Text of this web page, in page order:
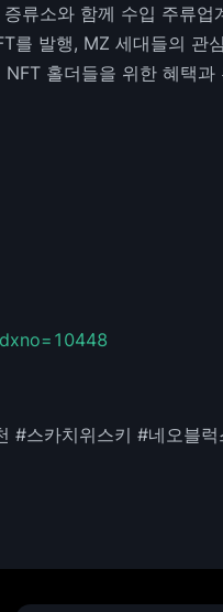
류소와 함께 수입 주류업
를 발행, MZ 세대들의 관
홀더들을 위한 혜택과
#스카치위스키 #네오블럭